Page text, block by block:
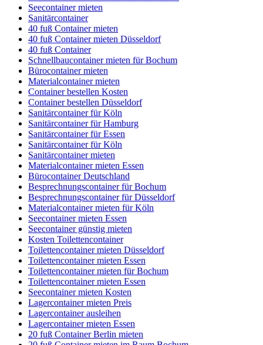
Seecontainer mieten
Sanitärcontainer
40 fuß Container mieten
40 fuß Container mieten Düsseldorf
40 fuß Container
Schnellbaucontainer mieten für Bochum
Bürocontainer mieten
Materialcontainer mieten
Container bestellen Kosten
Container bestellen Düsseldorf
Sanitärcontainer für Köln
Sanitärcontainer für Hamburg
Sanitärcontainer für Essen
Sanitärcontainer für Köln
Sanitärcontainer mieten
Materialcontainer mieten Essen
Bürocontainer Deutschland
Besprechnungscontainer für Bochum
Besprechnungscontainer für Düsseldorf
Materialcontainer mieten für Köln
Seecontainer mieten Essen
Seecontainer günstig mieten
Kosten Toilettencontainer
Toilettencontainer mieten Düsseldorf
Toilettencontainer mieten Essen
Toilettencontainer mieten für Bochum
Toilettencontainer mieten Essen
Seecontainer mieten Kosten
Lagercontainer mieten Preis
Lagercontainer ausleihen
Lagercontainer mieten Essen
20 fuß Container Berlin mieten